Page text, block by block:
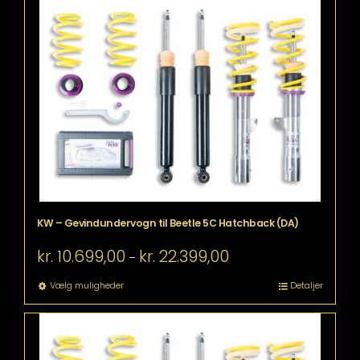
flere
varianter.
Mulighederne
kan
vælges
på
varesiden
KW – Gevindundervogn til Beetle 5C Hatchback (DA)
kr. 10.699,00 – kr. 22.399,00
Vælg mulighederDette
vare
har
flere
varianter.
Detaljer